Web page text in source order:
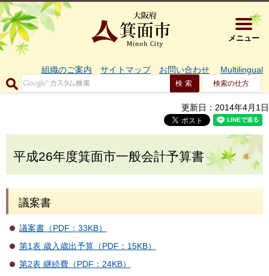
大阪府箕
メニュー
組織のご案内 サイトマップ お問い合わせ Multilingual
検索の仕方
更新日：2014年4月1日
平成26年度箕面市一般会計予算書
議案書
議案書（PDF：33KB）
第1表 歳入歳出予算（PDF：15KB）
第2表 継続費（PDF：24KB）